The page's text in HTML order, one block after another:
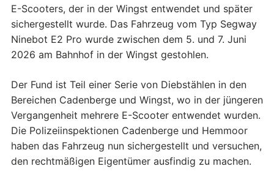
E-Scooters, der in der Wingst entwendet und später
sichergestellt wurde. Das Fahrzeug vom Typ Segway
Ninebot E2 Pro wurde zwischen dem 5. und 7. Juni
2026 am Bahnhof in der Wingst gestohlen.
Der Fund ist Teil einer Serie von Diebstählen in den
Bereichen Cadenberge und Wingst, wo in der jüngeren
Vergangenheit mehrere E-Scooter entwendet wurden.
Die Polizeiinspektionen Cadenberge und Hemmoor
haben das Fahrzeug nun sichergestellt und versuchen,
den rechtmäßigen Eigentümer ausfindig zu machen.